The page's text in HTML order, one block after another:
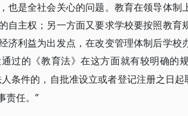
也是全社会关心的问题。教育在领导体制
自主权；另一方面又要求学校要按照教育
济利益为出发点，在改变管理体制后学校
过的《教育法》在这方面就有较明确的
条件的，自批准设立或者登记注册之日起
责任。”